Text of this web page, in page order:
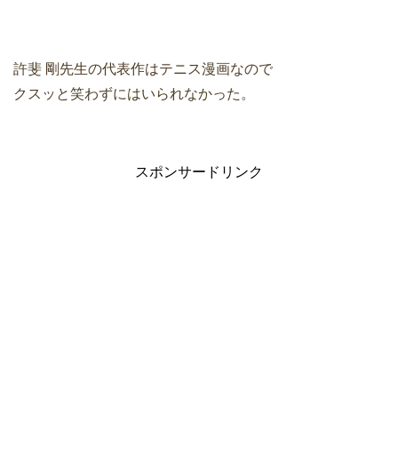
許斐 剛先生の代表作はテニス漫画なので
クスッと笑わずにはいられなかった。
スポンサードリンク